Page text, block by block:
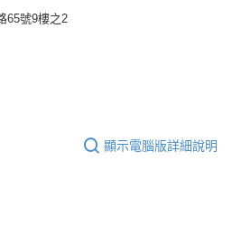
號9樓之2
顯示電腦版詳細說明